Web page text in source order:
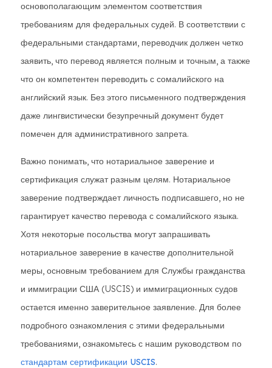
основополагающим элементом соответствия
требованиям для федеральных судей. В соответствии с
федеральными стандартами, переводчик должен четко
заявить, что перевод является полным и точным, а также
что он компетентен переводить с сомалийского на
английский язык. Без этого письменного подтверждения
даже лингвистически безупречный документ будет
помечен для административного запрета.
Важно понимать, что нотариальное заверение и
сертификация служат разным целям. Нотариальное
заверение подтверждает личность подписавшего, но не
гарантирует качество перевода с сомалийского языка.
Хотя некоторые посольства могут запрашивать
нотариальное заверение в качестве дополнительной
меры, основным требованием для Службы гражданства
и иммиграции США (USCIS) и иммиграционных судов
остается именно заверительное заявление. Для более
подробного ознакомления с этими федеральными
требованиями, ознакомьтесь с нашим руководством по
стандартам сертификации USCIS.